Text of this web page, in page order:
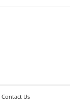
Contact Us